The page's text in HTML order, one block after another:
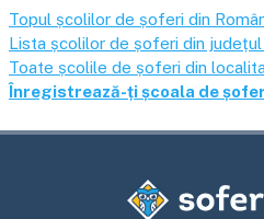
Topul școlilor de șoferi din
Lista școlilor de șoferi din județul
Toate școlile de șoferi din
Înregistrează-ți școala de